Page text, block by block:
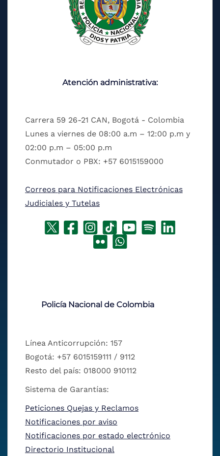
Atención administrativa:
Carrera 59 26-21 CAN, Bogotá - Colombia
Lunes a viernes de 08:00 a.m – 12:00 p.m y
02:00 p.m – 05:00 p.m
Conmutador o PBX: +57 6015159000
Correos para Notificaciones Electrónicas
Judiciales y Tutelas
Policía Nacional de Colombia
Línea Anticorrupción: 157
Bogotá: +57 6015159111 / 9112
Resto del país: 018000 910112
Sistema de Garantías:
Peticiones Quejas y Reclamos
Notificaciones por aviso
Notificaciones por estado electrónico
Directorio Institucional